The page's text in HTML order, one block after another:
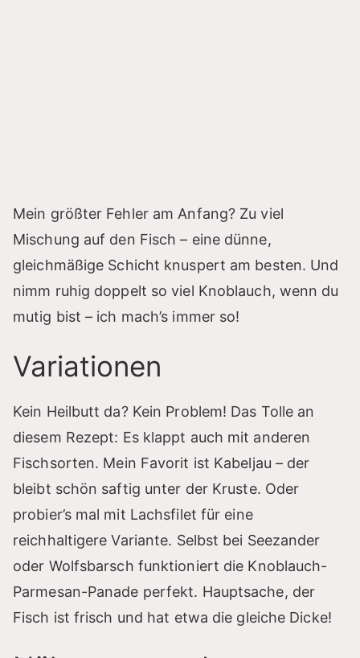
Mein größter Fehler am Anfang? Zu viel
Mischung auf den Fisch – eine dünne,
gleichmäßige Schicht knuspert am besten. Und
nimm ruhig doppelt so viel Knoblauch, wenn du
mutig bist – ich mach’s immer so!
Variationen
Kein Heilbutt da? Kein Problem! Das Tolle an
diesem Rezept: Es klappt auch mit anderen
Fischsorten. Mein Favorit ist Kabeljau – der
bleibt schön saftig unter der Kruste. Oder
probier’s mal mit Lachsfilet für eine
reichhaltigere Variante. Selbst bei Seezander
oder Wolfsbarsch funktioniert die Knoblauch-
Parmesan-Panade perfekt. Hauptsache, der
Fisch ist frisch und hat etwa die gleiche Dicke!